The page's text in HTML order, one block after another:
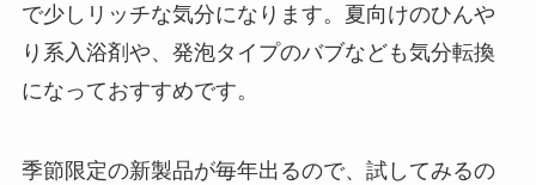
で少しリッチな気分になります。夏向けのひんや
り系入浴剤や、発泡タイプのバブなども気分転換
になっておすすめです。
季節限定の新製品が毎年出るので、試してみるの